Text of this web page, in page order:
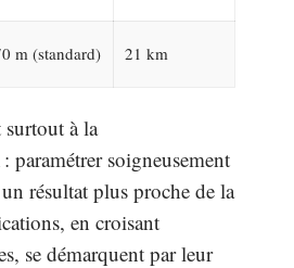
m (standard) 21 km
surtout à la
paramétrer soigneusement
résultat plus proche de la
en croisant
se démarquent par leur